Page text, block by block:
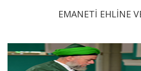
EMANETİ EHLİNE